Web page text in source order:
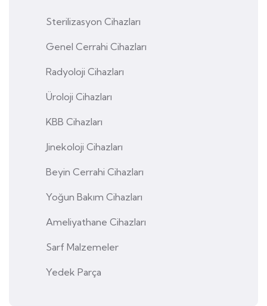
Sterilizasyon Cihazları
Genel Cerrahi Cihazları
Radyoloji Cihazları
Üroloji Cihazları
KBB Cihazları
Jinekoloji Cihazları
Beyin Cerrahi Cihazları
Yoğun Bakım Cihazları
Ameliyathane Cihazları
Sarf Malzemeler
Yedek Parça